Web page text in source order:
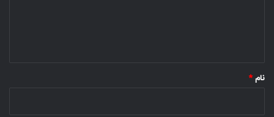
نام *